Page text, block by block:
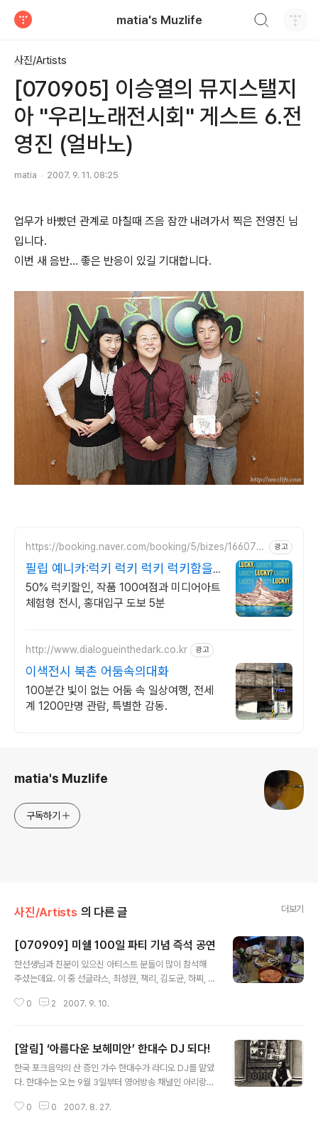
matia's Muzlife
사진/Artists
[070905] 이승열의 뮤지스탤지
아 "우리노래전시회" 게스트 6.전
영진 (얼바노)
matia 2007. 9. 11. 08:25
업무가 바빴던 관계로 마칠때 즈음 잠깐 내려가서 찍은 전영진 님
입니다.
이번 새 음반... 좋은 반응이 있길 기대합니다.
https://booking.naver.com/booking/5/bizes/166077
광고
필립 예니카:럭키 럭키 럭키 럭키함을
수집하는 전시
50% 럭키할인, 작품 100여점과 미디어아트
체험형 전시, 홍대입구 도보 5분
http://www.dialogueinthedark.co.kr 광고
이색전시 북촌 어둠속의대화
100분간 빛이 없는 어둠 속 일상여행, 전세
계 1200만명 관람, 특별한 감동.
matia's Muzlife
구독하기
사진/Artists 의 다른 글 더보기
[070909] 미쉘 100일 파티 기념 즉석 공연
한선생님과 친분이 있으신 아티스트 분들이 많이 참석해
주셨는데요. 이 중 선글라스, 최성원, 잭리, 김도균, 하찌, 어
등이 참여하셔서 한층 분위기를 돋구어 주셨습니다. 혼자
0 2 2007. 9. 10.
[알림] ‘아름다운 보헤미안’ 한대수 DJ 되다!
한국 포크음악의 산 증인 가수 한대수가 라디오 DJ를 맡았
다. 한대수는 오는 9월 3일부터 영어방송 채널인 아리랑
MB 채널 43번, 제주FM 88.7MHz, 서귀포FM 88.1MH
0 0 2007. 8. 27.